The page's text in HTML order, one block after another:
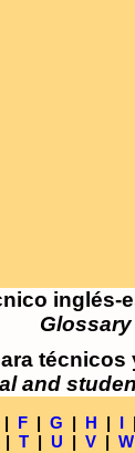
inglés-
Glossary
técnicos
and
| F | G | H | I |
| T | U | V | W